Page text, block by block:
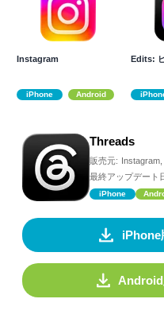
Instagram
iPhone Android
Edits:
Threads
販売元: Instagram,
最終アップデート
iPhone
iPhone
Android